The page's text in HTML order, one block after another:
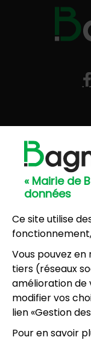
« Mairie de
données
Ce site utilise
Vous pouvez
tiers (réseaux
amélioration de
modifier vos
lien «Gestion
Pour en savoir
57, avenue
8,
Horaires
Lundi,
13h30-17h